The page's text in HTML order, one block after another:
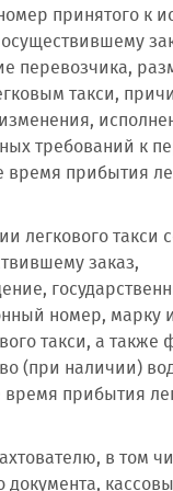
принятого к
перевозчика,
такси,
требований к
время прибытия
легкового такси
заказ,
номер, марку
такси, а
(при наличии)
прибытия
в том
документа,